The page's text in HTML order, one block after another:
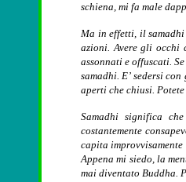
schiena, mi fa male
Ma in effetti, il samadhi
azioni. Avere gli occhi
assonnati e offuscati.
samadhi. E’ sedersi
aperti che chiusi.
Samadhi significa
costantemente
capita
Appena mi siedo, la
mai diventato Buddha.